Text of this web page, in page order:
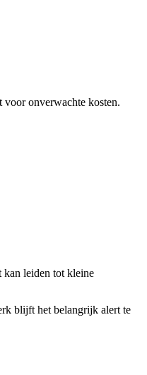
voor onverwachte kosten.
kan leiden tot kleine
blijft het belangrijk alert te